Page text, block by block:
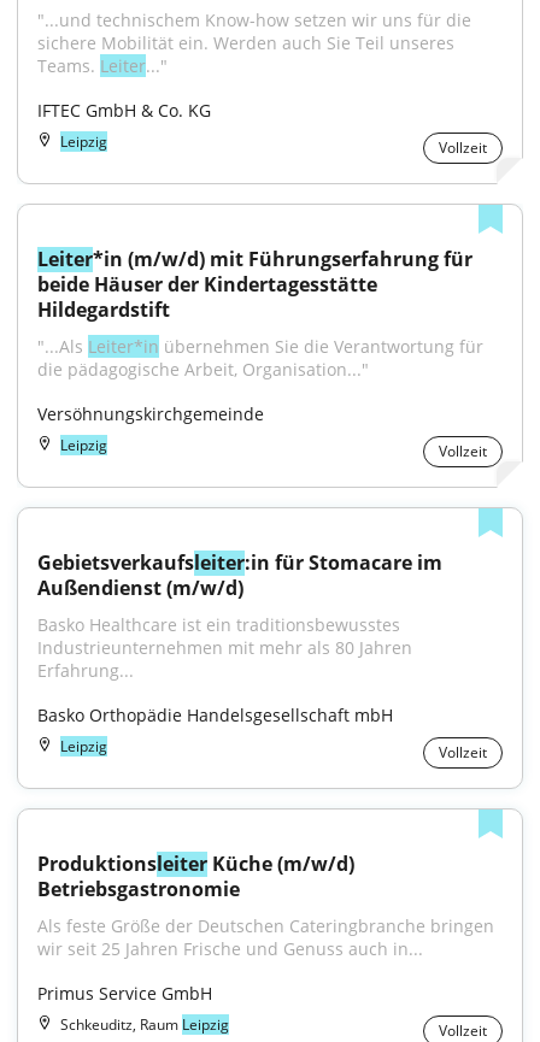
"...und technischem Know-how setzen wir uns für die
sichere Mobilität ein. Werden auch Sie Teil unseres
Teams. Leiter..."
IFTEC GmbH & Co. KG
Leipzig Vollzeit
Leiter*in (m/w/d) mit Führungserfahrung für
beide Häuser der Kindertagesstätte
Hildegardstift
"...Als Leiter*in übernehmen Sie die Verantwortung für
die pädagogische Arbeit, Organisation..."
Versöhnungskirchgemeinde
Leipzig Vollzeit
Gebietsverkaufsleiter:in für Stomacare im
Außendienst (m/w/d)
Basko Healthcare ist ein traditionsbewusstes
Industrieunternehmen mit mehr als 80 Jahren
Erfahrung...
Basko Orthopädie Handelsgesellschaft mbH
Leipzig Vollzeit
Produktionsleiter Küche (m/w/d)
Betriebsgastronomie
Als feste Größe der Deutschen Cateringbranche bringen
wir seit 25 Jahren Frische und Genuss auch in...
Primus Service GmbH
Schkeuditz, Raum Leipzig Vollzeit